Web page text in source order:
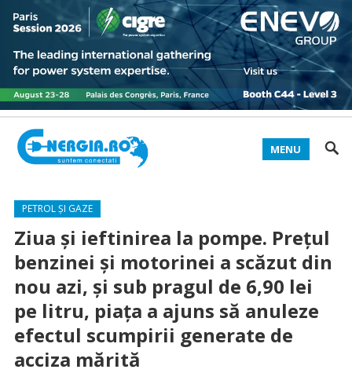
MENU
PETROL ȘI GAZE
Ziua și ieftinirea la pompe. Prețul
benzinei și motorinei a scăzut din
nou azi, și sub pragul de 6,90 lei
pe litru, piața a ajuns să anuleze
efectul scumpirii generate de
acciza mărită